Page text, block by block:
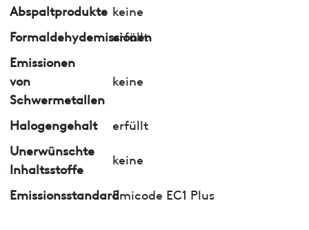
Abspaltprodukte keine
Formaldehydemissionen
erfüllt
Emissionen
von
Schwermetallen
keine
Halogengehalt
erfüllt
Unerwünschte
Inhaltsstoffe
keine
EmissionsstandardEmicode EC1 Plus